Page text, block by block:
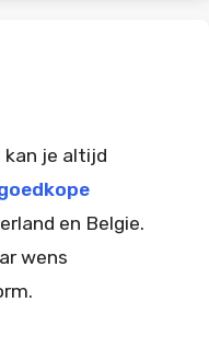
kan je altijd
en Belgie.
wens